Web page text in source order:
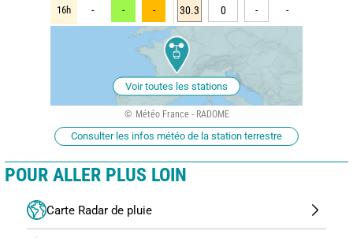
16h - - - 30.3 0 - -
Voir toutes les stations
Météo France - RADOME
Consulter les infos météo de la station terrestre
POUR ALLER PLUS LOIN
Carte Radar de pluie